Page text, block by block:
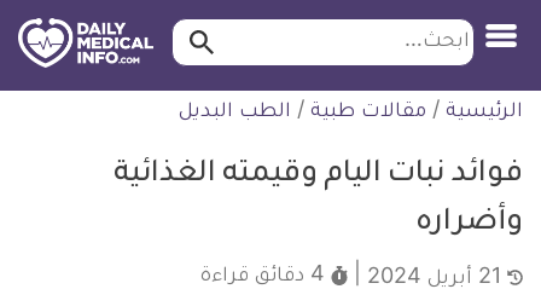
التخطي
للمحتوى
ابحث ابحث…
الرئيسية / مقالات طبية / الطب البديل
فوائد نبات اليام وقيمته الغذائية
وأضراره
4 دقائق قراءة